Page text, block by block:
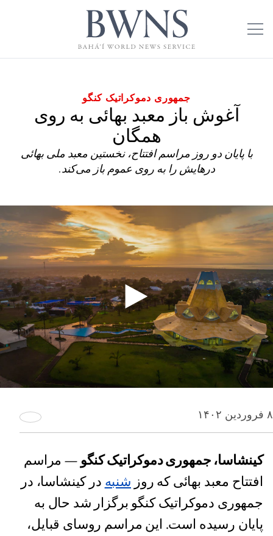
جمهوری دموکراتیک کنگو
آغوش باز معبد بهائی به روی
همگان
با پایان دو روز مراسم افتتاح، نخستین معبد ملی بهائی
درهایش را به روی عموم باز می‌کند.
۸ فروردین ۱۴۰۲
کینشاسا، جمهوری دموکراتیک کنگو — مراسم
افتتاح معبد بهائی که روز شنبه در کینشاسا، در
جمهوری دموکراتیک کنگو برگزار شد حال به
پایان رسیده است. این مراسم روسای قبایل،